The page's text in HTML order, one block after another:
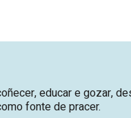
educar e gozar,
fonte de pracer.